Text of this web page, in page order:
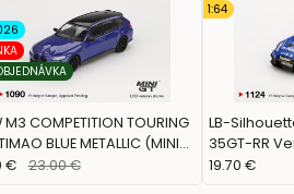
M3 COMPETITION TOURING
BLUE METALLIC (MINI
€ 23.00 €
LB-
35GT-RR
MGT01124)
1:64
19.70 €